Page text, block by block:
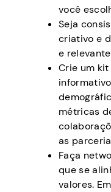
você
Seja
criativo e
e
Crie um
métricas
as
Faça
que se
valores.